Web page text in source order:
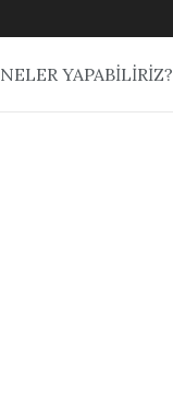
NELER YAPABİLİRİZ?